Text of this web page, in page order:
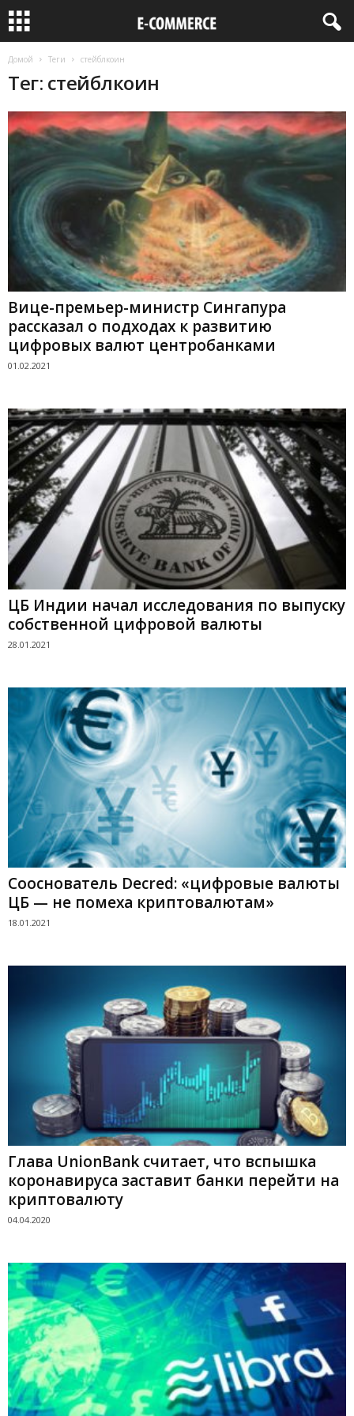
Домой Теги стейблкоин
Тег: стейблкоин
Вице-премьер-министр Сингапура
рассказал о подходах к развитию
цифровых валют центробанками
01.02.2021
ЦБ Индии начал исследования по выпуску
собственной цифровой валюты
28.01.2021
Сооснователь Decred: «цифровые валюты
ЦБ — не помеха криптовалютам»
18.01.2021
Глава UnionBank считает, что вспышка
коронавируса заставит банки перейти на
криптовалюту
04.04.2020